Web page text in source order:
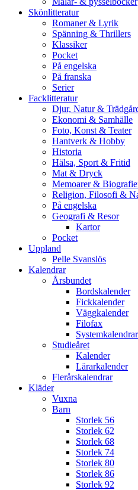
Skönlitteratur
Romaner & Lyrik
Spänning & Thrillers
Klassiker
Pocket
På engelska
På franska
Serier
Facklitteratur
Djur, Natur &
Ekonomi & Samhälle
Foto, Konst & Teater
Hantverk & Hobby
Historia
Hälsa, Sport & Fritid
Mat & Dryck
Memoarer &
Religion, Filosofi &
På engelska
Geografi & Resor
Kartor
Pocket
Uppland
Pelle Svanslös
Kalendrar
Årsbundet
Bordskalender
Fickkalender
Väggkalender
Filofax
Studieåret
Kalender
Lärarkalender
Flerårskalendrar
Kläder
Vuxna
Barn
Storlek 56
Storlek 62
Storlek 68
Storlek 74
Storlek 80
Storlek 86
Storlek 92